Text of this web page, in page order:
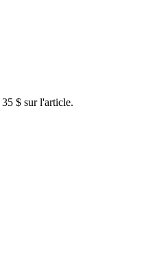
35 $ sur l'article.